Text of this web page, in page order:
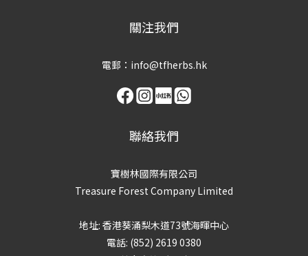
關注我們
電郵：info@tfherbs.hk
聯絡我們
寶樹林國際有限公司
Treasure Forest Company Limited
地址: 香港葵涌梨木道73號海暉中心
電話: (852) 2619 0380